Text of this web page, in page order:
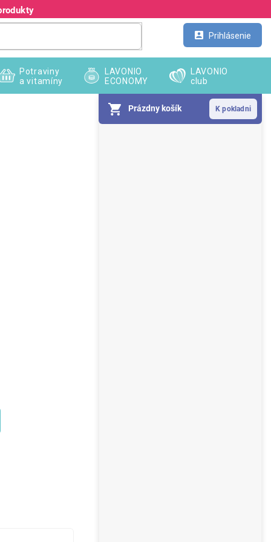
Prihlásenie
Prázdny košík
Potraviny
a vitamíny
LAVONIO
ECONOMY
LAVONIO
club